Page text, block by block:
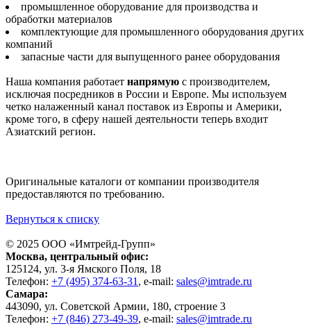
промышленное оборудование для производства и
обработки материалов
комплектующие для промышленного оборудования других
компаний
запасные части для выпущенного ранее оборудования
Наша компания работает напрямую с производителем,
исключая посредников в России и Европе. Мы используем
четко налаженный канал поставок из Европы и Америки,
кроме того, в сферу нашей деятельности теперь входит
Азиатский регион.
Оригинальные каталоги от компании производителя
предоставляются по требованию.
Вернуться к списку
© 2025 ООО «Имтрейд-Групп»
Москва, центральный офис:
125124, ул. 3-я Ямского Поля, 18
Телефон: +7 (495) 374-63-31 , e-mail: sales@imtrade.ru
Самара:
443090, ул. Советской Армии, 180, строение 3
Телефон: +7 (846) 273-49-39, e-mail: sales@imtrade.ru